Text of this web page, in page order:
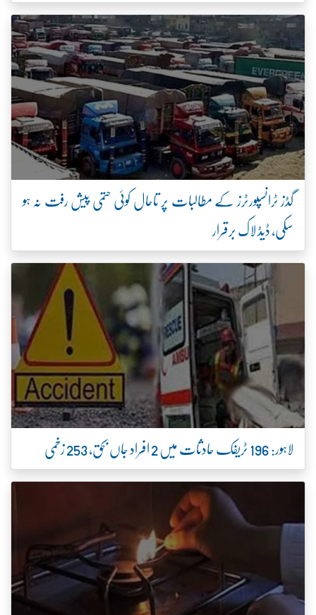
گڈز ٹرانسپورٹرز کے مطالبات پر تاحال کوئی حتمی پیش رفت نہ ہو
سکی، ڈیڈ لاک برقرار
لاہور: 196 ٹریفک حادثات میں 2 افراد جاں بحق، 253 زخمی